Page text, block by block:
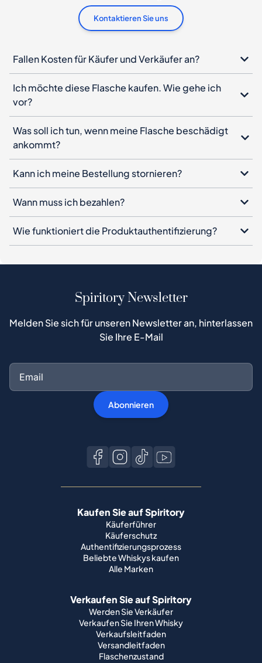
Kontaktieren Sie uns
Fallen Kosten für Käufer und Verkäufer an?
Ich möchte diese Flasche kaufen. Wie gehe ich
vor?
Was soll ich tun, wenn meine Flasche beschädigt
ankommt?
Kann ich meine Bestellung stornieren?
Wann muss ich bezahlen?
Wie funktioniert die Produktauthentifizierung?
Spiritory Newsletter
Melden Sie sich für unseren Newsletter an, hinterlassen
Sie Ihre E-Mail
Abonnieren
Kaufen Sie auf Spiritory
Käuferführer
Käuferschutz
Authentifizierungsprozess
Beliebte Whiskys kaufen
Alle Marken
Verkaufen Sie auf Spiritory
Werden Sie Verkäufer
Verkaufen Sie Ihren Whisky
Verkaufsleitfaden
Versandleitfaden
Flaschenzustand